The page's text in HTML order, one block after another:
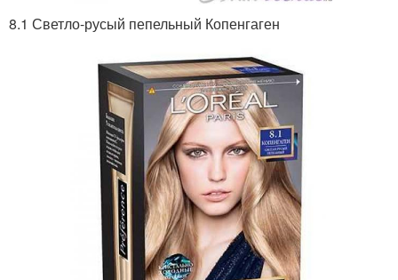
8.1 Светло-русый пепельный Копенгаген